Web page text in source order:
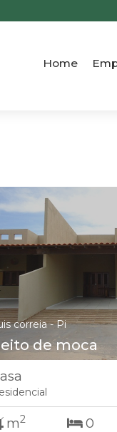
Home
correia - Pi
de moca
m2 0